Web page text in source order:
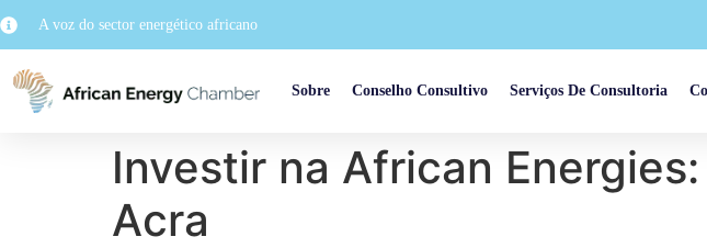
A voz do sector energético africano
Sobre Conselho Consultivo Serviços De Consultoria
Investir na African
Acra